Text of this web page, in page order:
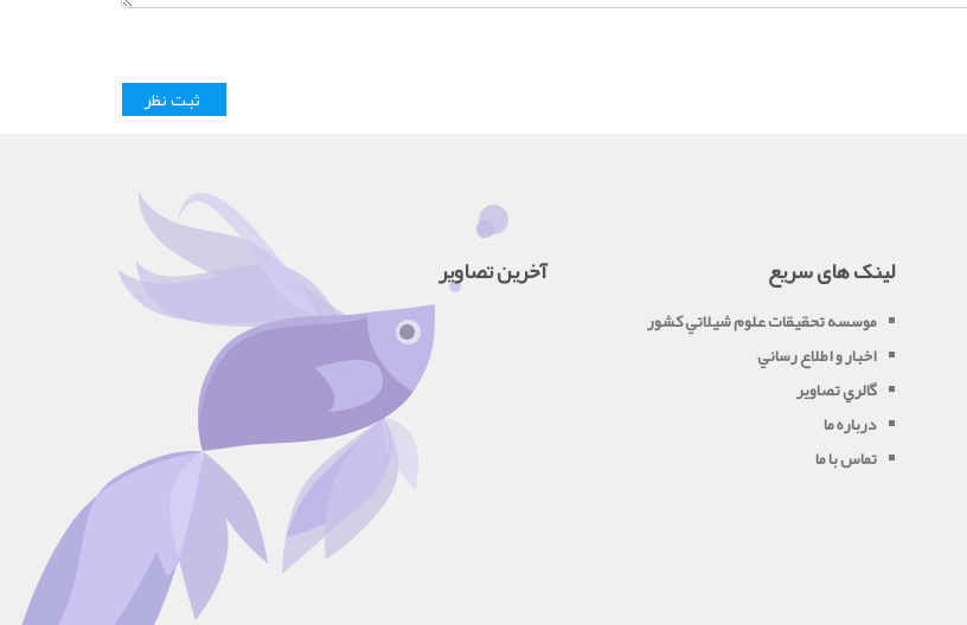
لینک های سریع
موسسه تحقيقات علوم شيلاتي کشور
اخبار و اطلاع رساني
گالري تصاوير
درباره ما
تماس با ما
آخرین تصاویر